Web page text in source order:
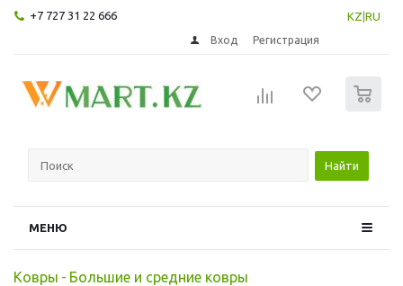
+7 727 31 22 666 KZ RU
Вход Регистрация
Найти
МЕНЮ
Ковры - Большие и средние ковры